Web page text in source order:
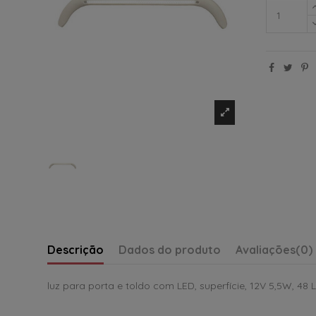
Descrição Dados do produto Avaliações(0)
luz para porta e toldo com LED, superfície, 12V 5,5W, 48